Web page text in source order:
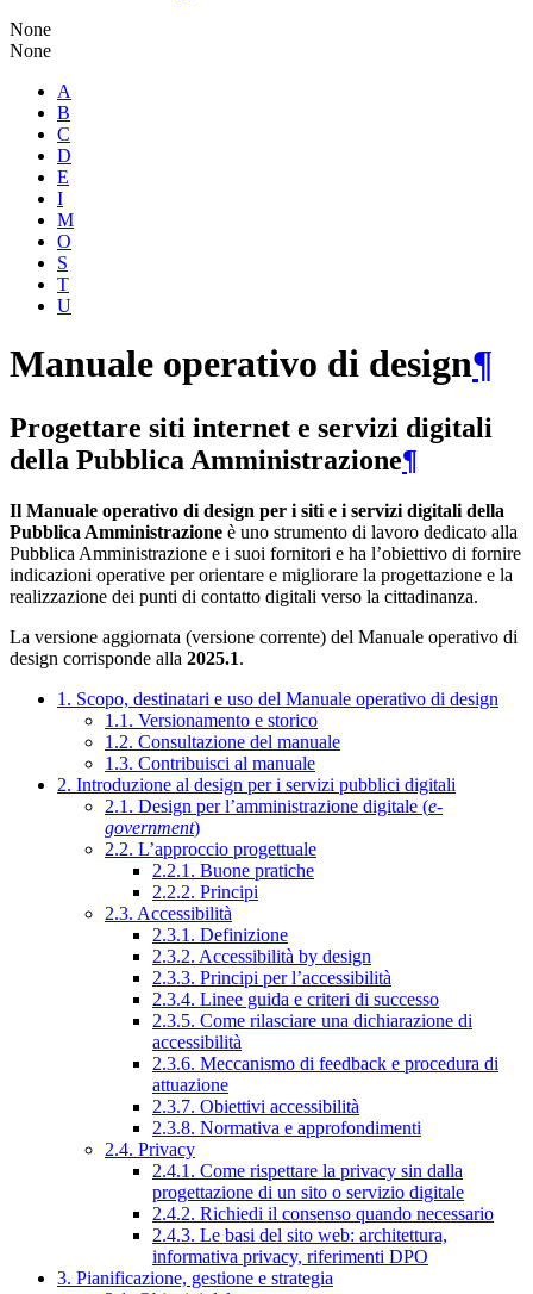
None
None
A
B
C
D
E
I
M
O
S
T
U
Manuale operativo di design¶
Progettare siti internet e servizi digitali
della Pubblica Amministrazione¶
Il Manuale operativo di design per i siti e i servizi digitali della
Pubblica Amministrazione è uno strumento di lavoro dedicato alla
Pubblica Amministrazione e i suoi fornitori e ha l’obiettivo di fornire
indicazioni operative per orientare e migliorare la progettazione e la
realizzazione dei punti di contatto digitali verso la cittadinanza.
La versione aggiornata (versione corrente) del Manuale operativo di
design corrisponde alla 2025.1.
1. Scopo, destinatari e uso del Manuale operativo di design
1.1. Versionamento e storico
1.2. Consultazione del manuale
1.3. Contribuisci al manuale
2. Introduzione al design per i servizi pubblici digitali
2.1. Design per l’amministrazione digitale (e-
government)
2.2. L’approccio progettuale
2.2.1. Buone pratiche
2.2.2. Principi
2.3. Accessibilità
2.3.1. Definizione
2.3.2. Accessibilità by design
2.3.3. Principi per l’accessibilità
2.3.4. Linee guida e criteri di successo
2.3.5. Come rilasciare una dichiarazione di
accessibilità
2.3.6. Meccanismo di feedback e procedura di
attuazione
2.3.7. Obiettivi accessibilità
2.3.8. Normativa e approfondimenti
2.4. Privacy
2.4.1. Come rispettare la privacy sin dalla
progettazione di un sito o servizio digitale
2.4.2. Richiedi il consenso quando necessario
2.4.3. Le basi del sito web: architettura,
informativa privacy, riferimenti DPO
3. Pianificazione, gestione e strategia